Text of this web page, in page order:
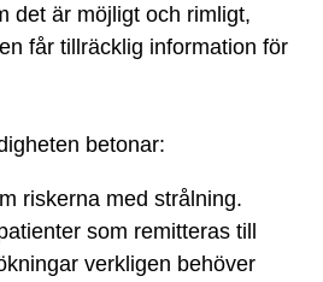
det är möjligt och rimligt,
får tillräcklig information för
betonar:
riskerna med strålning.
som remitteras till
verkligen behöver